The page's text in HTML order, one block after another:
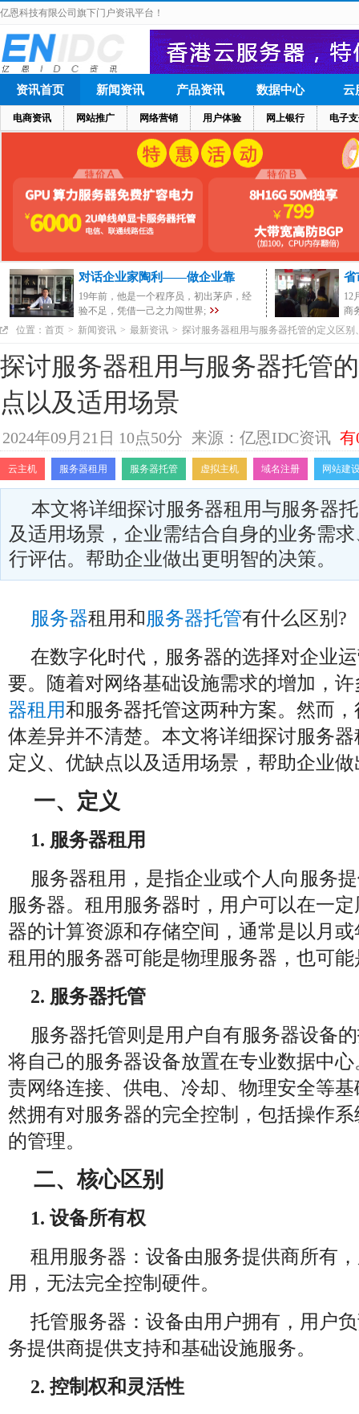
亿恩科技有限公司旗下门户资讯平台！
资讯首页
电商资讯 网站推广 网络营销 用户体验 网上银行 电子
新闻资讯 产品资讯 数据中心 云
对话企业家陶利——做企业靠
19年前，他是一个程序员，初出茅庐，经
验不足，凭借一己之力闯世界;
省
12
商
位置： 首页 > 新闻资讯 > 最新资讯 > 探讨服务器租用与服务器托管的定义区别
探讨服务器租用与服务器托管
点以及适用场景
2024年09月21日 10点50分 来源：亿恩IDC资讯 有
云主机 服务器租用 服务器托管 虚拟主机 域名注册 网站建
本文将详细探讨服务器租用与服务器
及适用场景，企业需结合自身的业务需
行评估。帮助企业做出更明智的决策。
服务器租用和服务器托管有什么区别?
在数字化时代，服务器的选择对企业
要。随着对网络基础设施需求的增加，
器租用和服务器托管这两种方案。然而
体差异并不清楚。本文将详细探讨服务
定义、优缺点以及适用场景，帮助企业
一、定义
1. 服务器租用
服务器租用，是指企业或个人向服务
服务器。租用服务器时，用户可以在一
器的计算资源和存储空间，通常是以月
租用的服务器可能是物理服务器，也可
2. 服务器托管
服务器托管则是用户自有服务器设备
将自己的服务器设备放置在专业数据中
责网络连接、供电、冷却、物理安全等
然拥有对服务器的完全控制，包括操作
的管理。
二、核心区别
1. 设备所有权
租用服务器：设备由服务提供商所有
用，无法完全控制硬件。
托管服务器：设备由用户拥有，用户
务提供商提供支持和基础设施服务。
2. 控制权和灵活性